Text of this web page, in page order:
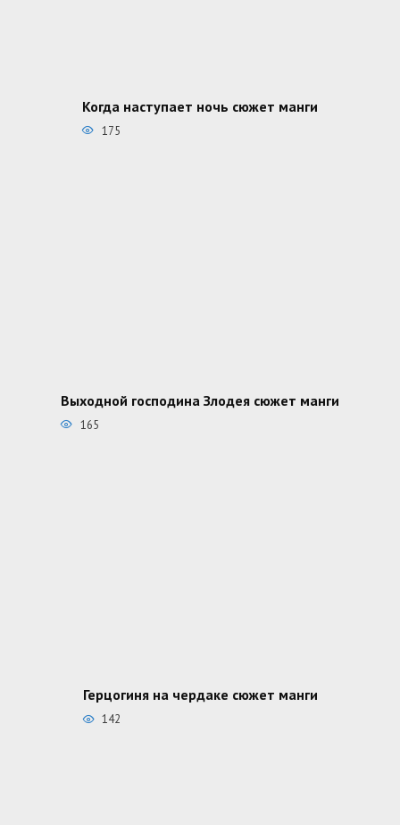
Когда наступает ночь сюжет манги
175
Выходной господина Злодея сюжет манги
165
Герцогиня на чердаке сюжет манги
142